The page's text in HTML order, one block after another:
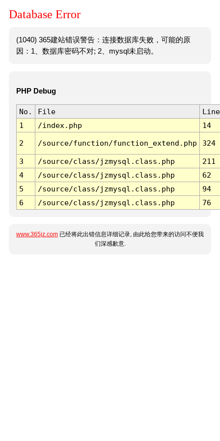
Database Error
(1040) 365建站错误警告：连接数据库失败，可能的原
因：1、数据库密码不对; 2、mysql未启动。
PHP Debug
No. File
Line
1
/index.php 14
2 /source/function/function_extend.php 324
3 /source/class/jzmysql.class.php
211
4
/source/class/jzmysql.class.php
62
5
/source/class/jzmysql.class.php
94
6
/source/class/jzmysql.class.php 76
www.365jz.com 已经将此出错信息详细记录, 由此给您带来的访问不便我
们深感歉意.